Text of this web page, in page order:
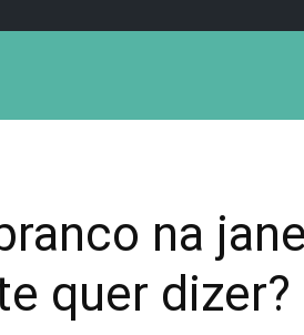
na
quer dizer?